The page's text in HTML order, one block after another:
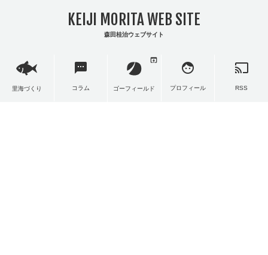
KEIJI MORITA WEB SITE
森田桂治ウェブサイト
里海づくり
sms
コラム ゴーフィールド
open_in_browser
face
プロフィール
cast
RSS